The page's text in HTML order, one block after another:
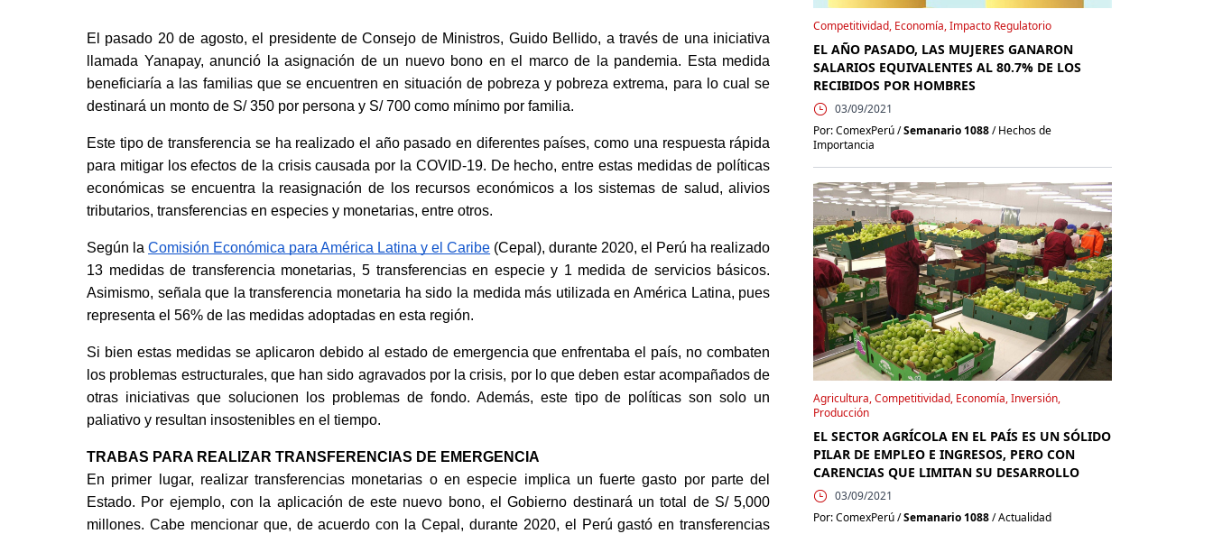
El pasado 20 de agosto, el presidente de Consejo de Ministros, Guido Bellido, a través de una iniciativa
llamada Yanapay, anunció la asignación de un nuevo bono en el marco de la pandemia. Esta medida
beneficiaría a las familias que se encuentren en situación de pobreza y pobreza extrema, para lo cual se
destinará un monto de S/ 350 por persona y S/ 700 como mínimo por familia.
Este tipo de transferencia se ha realizado el año pasado en diferentes países, como una respuesta rápida
para mitigar los efectos de la crisis causada por la COVID-19. De hecho, entre estas medidas de políticas
económicas se encuentra la reasignación de los recursos económicos a los sistemas de salud, alivios
tributarios, transferencias en especies y monetarias, entre otros.
Según la Comisión Económica para América Latina y el Caribe (Cepal), durante 2020, el Perú ha realizado
13 medidas de transferencia monetarias, 5 transferencias en especie y 1 medida de servicios básicos.
Asimismo, señala que la transferencia monetaria ha sido la medida más utilizada en América Latina, pues
representa el 56% de las medidas adoptadas en esta región.
Si bien estas medidas se aplicaron debido al estado de emergencia que enfrentaba el país, no combaten
los problemas estructurales, que han sido agravados por la crisis, por lo que deben estar acompañados de
otras iniciativas que solucionen los problemas de fondo. Además, este tipo de políticas son solo un
paliativo y resultan insostenibles en el tiempo.
TRABAS PARA REALIZAR TRANSFERENCIAS DE EMERGENCIA
En primer lugar, realizar transferencias monetarias o en especie implica un fuerte gasto por parte del
Estado. Por ejemplo, con la aplicación de este nuevo bono, el Gobierno destinará un total de S/ 5,000
millones. Cabe mencionar que, de acuerdo con la Cepal, durante 2020, el Perú gastó en transferencias
Competitividad, Economía, Impacto Regulatorio
EL AÑO PASADO, LAS MUJERES GANARON
SALARIOS EQUIVALENTES AL 80.7% DE LOS
RECIBIDOS POR HOMBRES
03/09/2021
Por: ComexPerú /Semanario 1088/ Hechos de
Importancia
Agricultura, Competitividad, Economía, Inversión,
Producción
EL SECTOR AGRÍCOLA EN EL PAÍS ES UN SÓLIDO
PILAR DE EMPLEO E INGRESOS, PERO CON
CARENCIAS QUE LIMITAN SU DESARROLLO
03/09/2021
Por: ComexPerú /Semanario 1088/ Actualidad